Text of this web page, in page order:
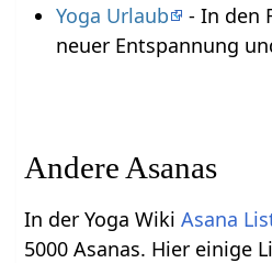
Yoga Urlaub
- In den
neuer Entspannung
Andere Asanas
In der Yoga WikiAsana
5000 Asanas. Hier einige